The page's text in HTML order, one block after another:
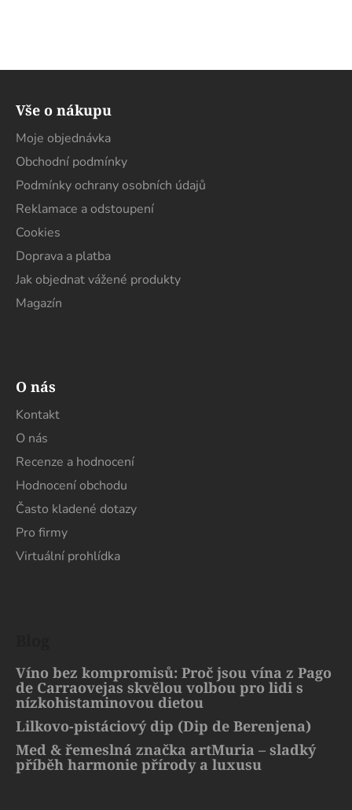
Vše o nákupu
Moje objednávka
Obchodní podmínky
Podmínky ochrany osobních údajů
Reklamace a odstoupení
Cookies
Doprava a platba
Jak objednat vážené produkty
Magazín
O nás
Kontakt
O nás
Recenze a hodnocení
Hodnocení obchodu
Často kladené dotazy
Pro firmy
Virtuální prohlídka
Víno bez kompromisů: Proč jsou vína z Pago
de Carraovejas skvělou volbou pro lidi s
nízkohistaminovou dietou
Lilkovo-pistáciový dip (Dip de Berenjena)
Med & řemeslná značka artMuria – sladký
příběh harmonie přírody a luxusu